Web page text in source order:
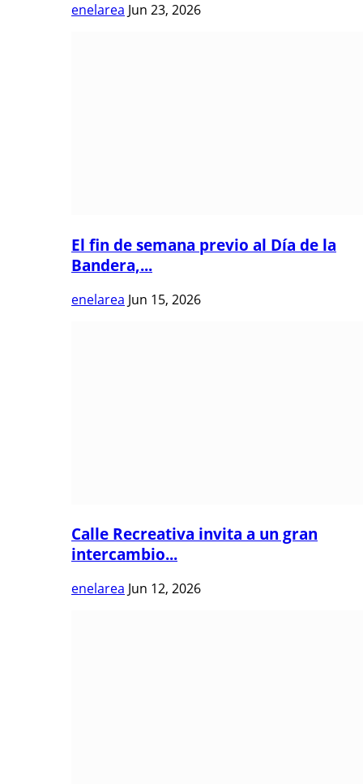
enelarea Jun 23, 2026
El fin de semana previo al Día de la
Bandera,...
enelarea Jun 15, 2026
Calle Recreativa invita a un gran
intercambio...
enelarea Jun 12, 2026